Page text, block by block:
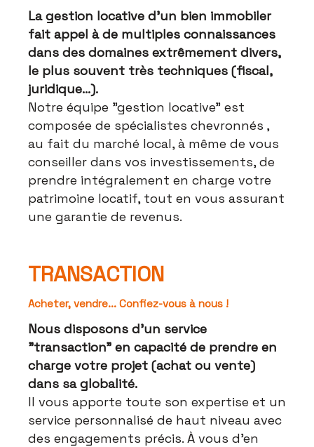
La gestion locative d'un bien immobiler
fait appel à de multiples connaissances
dans des domaines extrêmement divers,
le plus souvent très techniques (fiscal,
juridique...).
Notre équipe "gestion locative" est
composée de spécialistes chevronnés ,
au fait du marché local, à même de vous
conseiller dans vos investissements, de
prendre intégralement en charge votre
patrimoine locatif, tout en vous assurant
une garantie de revenus.
TRANSACTION
Acheter, vendre... Confiez-vous à nous !
Nous disposons d'un service
"transaction" en capacité de prendre en
charge votre projet (achat ou vente)
dans sa globalité.
Il vous apporte toute son expertise et un
service personnalisé de haut niveau avec
des engagements précis. À vous d'en